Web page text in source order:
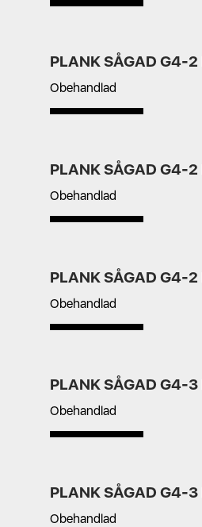
PLANK SÅGAD G4-
Obehandlad
PLANK SÅGAD G4-
Obehandlad
PLANK SÅGAD G4-
Obehandlad
PLANK SÅGAD G4-
Obehandlad
PLANK SÅGAD G4-
Obehandlad